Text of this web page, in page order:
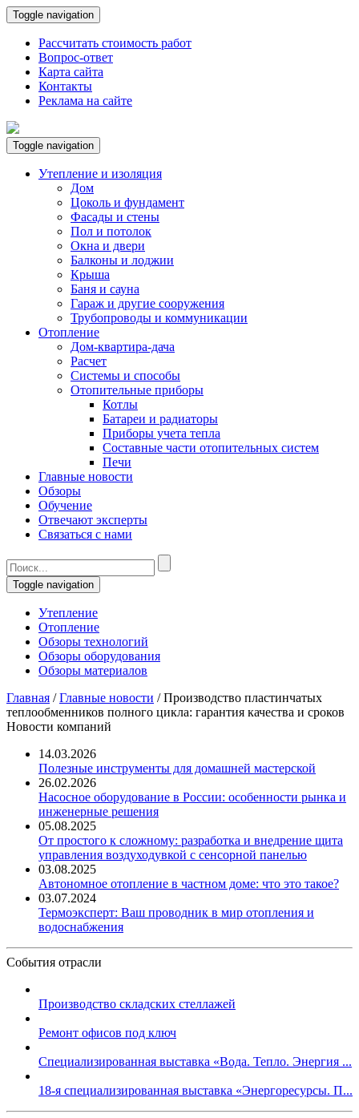
Toggle navigation
Рассчитать стоимость работ
Вопрос-ответ
Карта сайта
Контакты
Реклама на сайте
Toggle navigation
Утепление и изоляция
Дом
Цоколь и фундамент
Фасады и стены
Пол и потолок
Окна и двери
Балконы и лоджии
Крыша
Баня и сауна
Гараж и другие сооружения
Трубопроводы и коммуникации
Отопление
Дом-квартира-дача
Расчет
Системы и способы
Отопительные приборы
Котлы
Батареи и радиаторы
Приборы учета тепла
Составные части отопительных систем
Печи
Главные новости
Обзоры
Обучение
Отвечают эксперты
Связаться с нами
Toggle navigation
Утепление
Отопление
Обзоры технологий
Обзоры оборудования
Обзоры материалов
Главная /Главные новости /Производство пластинчатых
теплообменников полного цикла: гарантия качества и сроков
Новости компаний
14.03.2026
Полезные инструменты для домашней мастерской
26.02.2026
Насосное оборудование в России: особенности рынка и
инженерные решения
05.08.2025
От простого к сложному: разработка и внедрение щита
управления воздуходувкой с сенсорной панелью
03.08.2025
Автономное отопление в частном доме: что это такое?
03.07.2024
Термоэксперт: Ваш проводник в мир отопления и
водоснабжения
События отрасли
Производство складских стеллажей
Ремонт офисов под ключ
Специализированная выставка «Вода. Тепло. Энергия ...
18-я специализированная выставка «Энергоресурсы. П...